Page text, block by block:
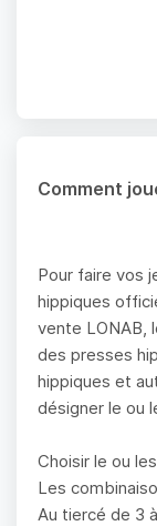
Comment
Pour faire vos
hippiques
vente LONAB,
des presses
hippiques et
désigner le ou
Choisir le ou
Les
Au tiercé de 3